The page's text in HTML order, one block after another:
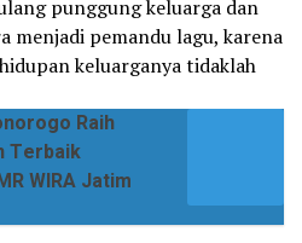
punggung keluarga dan
menjadi pemandu lagu, karena
keluarganya tidaklah
Raih
Terbaik
WIRA Jatim